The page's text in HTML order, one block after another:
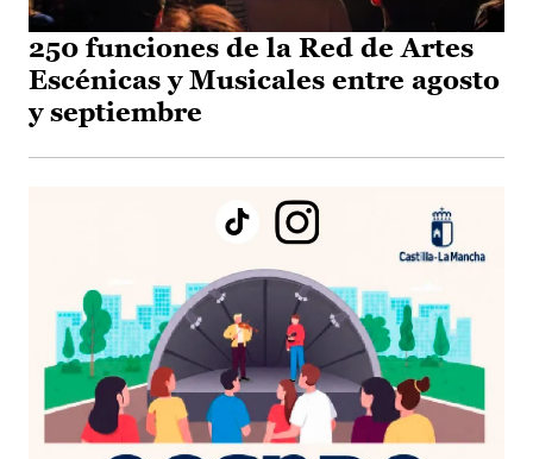
250 funciones de la Red de Artes
Escénicas y Musicales entre agosto
y septiembre